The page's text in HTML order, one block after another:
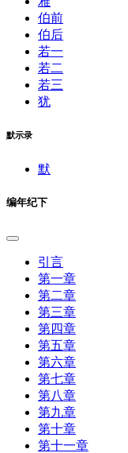
伯前
伯后
若一
若二
若三
犹
默示录
默
编年纪下
引言
第一章
第二章
第三章
第四章
第五章
第六章
第七章
第八章
第九章
第十章
第十一章